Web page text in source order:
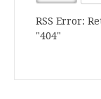
RSS Error:
"404"